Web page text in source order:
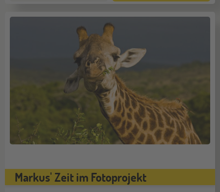
Markus' Zeit im Fotoprojekt